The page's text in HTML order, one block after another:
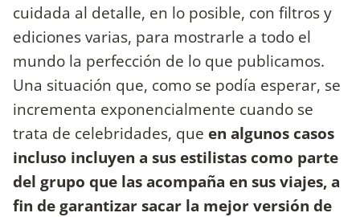
cuidada al detalle, en lo posible, con filtros y
ediciones varias, para mostrarle a todo el
mundo la perfección de lo que publicamos.
Una situación que, como se podía esperar, se
incrementa exponencialmente cuando se
trata de celebridades, que en algunos casos
incluso incluyen a sus estilistas como parte
del grupo que las acompaña en sus viajes, a
fin de garantizar sacar la mejor versión de